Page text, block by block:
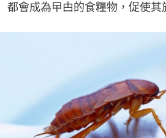
都會成為曱甴的食糧物，促使其